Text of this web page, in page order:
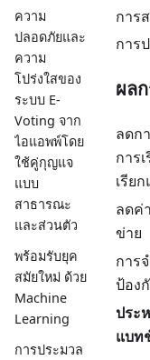
ความ
ปลอดภัยและ
ความ
โปร่งใสของ
ระบบ E-
Voting จาก
ไอแอพพ์โดย
ใช้คู่กุญแจ
แบบ
สาธารณะ
และส่วนตัว
พร้อมรับยุค
สมัยใหม่ ด้วย
Machine
Learning
การประมวล
การ
การ
ผล
ลดก
การ
เรีย
ลดค่
ข่าย
การ
ป้อง
ประ
แบท